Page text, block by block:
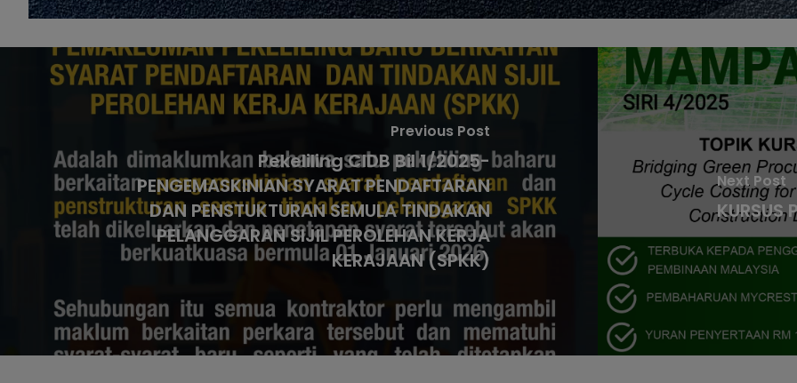
Previous Post
Pekeliling CIDB Bil 1/2025-
PENGEMASKINIAN SYARAT PENDAFTARAN
DAN PENSTUKTURAN SEMULA TINDAKAN
PELANGGARAN SIJIL PEROLEHAN KERJA
KERAJAAN (SPKK)
Next Post
KURSUS